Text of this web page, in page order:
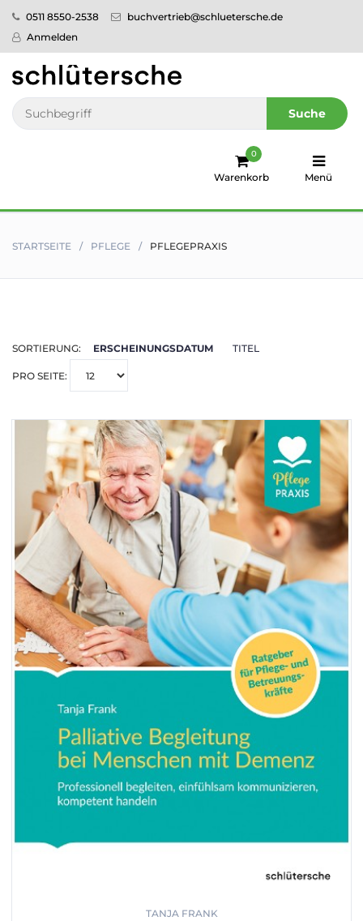
0511 8550-2538
buchvertrieb@schluetersche.de
Anmelden
Suche
Warenkorb
0
Menü
Pflege
Veterinär­
medizin
humboldt
STARTSEITE PFLEGE PFLEGEPRAXIS
SORTIERUNG: ERSCHEINUNGSDATUM TITEL
PRO SEITE:
TANJA FRANK